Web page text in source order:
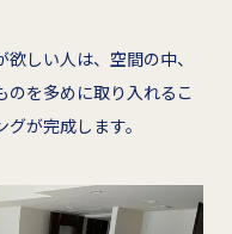
しい人は、空間の中、
を多めに取り入れるこ
が完成します。